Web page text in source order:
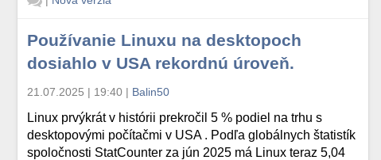
Používanie Linuxu na desktopoch
dosiahlo v USA rekordnú úroveň.
21.07.2025 | 19:40 | Balin50
Linux prvýkrát v histórii prekročil 5 % podiel na trhu s
desktopovými počítačmi v USA . Podľa globálnych štatistík
spoločnosti StatCounter za jún 2025 má Linux teraz 5,04